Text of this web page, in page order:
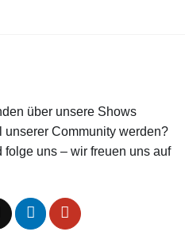
über unsere Shows
unserer Community werden?
uns – wir freuen uns auf